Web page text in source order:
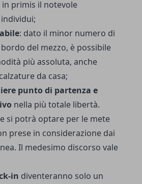
primis il notevole
: dato il minor numero di
del mezzo, è possibile
più assoluta, anche
da casa;
punto di partenza e
nella più totale libertà.
si potrà optare per le mete
prese in considerazione dai
Il medesimo discorso vale
in diventeranno solo un